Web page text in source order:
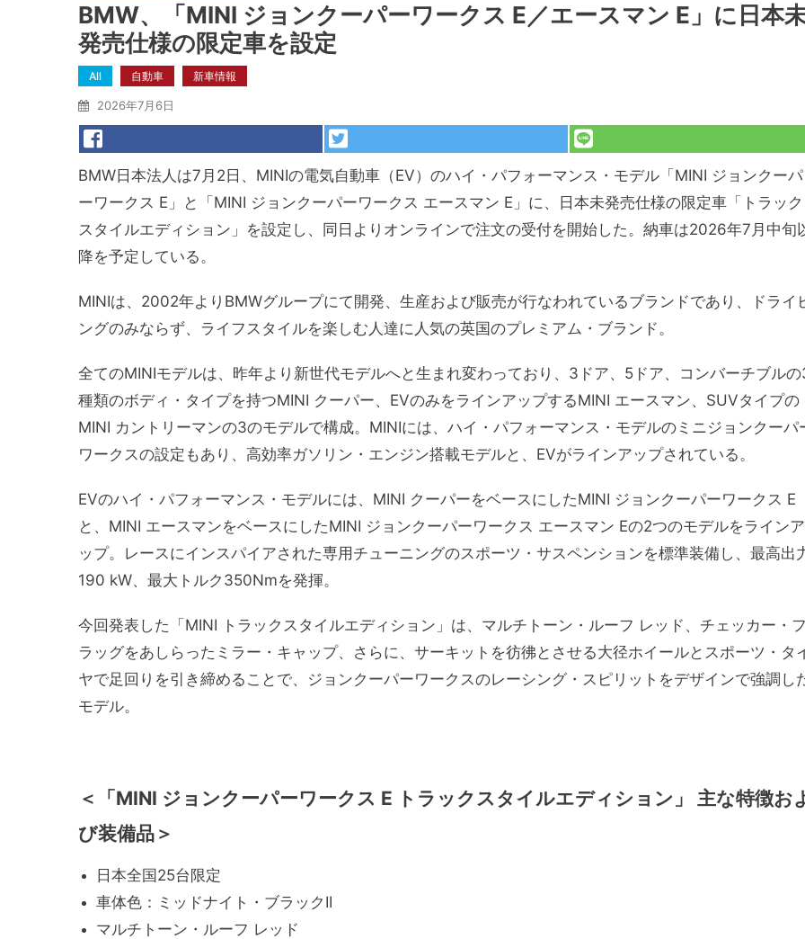
BMW、「MINI ジョンクーパーワークス E／エースマン E」に日本
発売仕様の限定車を設定
All 自動車 新車情報
2026年7月6日
BMW日本法人は7月2日、MINIの電気自動車（EV）のハイ・パフォーマンス・モデル「MINI ジョンクーパ
ーワークス E」と「MINI ジョンクーパーワークス エースマン E」に、日本未発売仕様の限定車「トラック
スタイルエディション」を設定し、同日よりオンラインで注文の受付を開始した。納車は2026年7月中旬
降を予定している。
MINIは、2002年よりBMWグループにて開発、生産および販売が行なわれているブランドであり、ドライ
ングのみならず、ライフスタイルを楽しむ人達に人気の英国のプレミアム・ブランド。
全てのMINIモデルは、昨年より新世代モデルへと生まれ変わっており、3ドア、5ドア、コンバーチブル
種類のボディ・タイプを持つMINI クーパー、EVのみをラインアップするMINI エースマン、SUVタイプの
MINI カントリーマンの3のモデルで構成。MINIには、ハイ・パフォーマンス・モデルのミニジョンクーパ
ワークスの設定もあり、高効率ガソリン・エンジン搭載モデルと、EVがラインアップされている。
EVのハイ・パフォーマンス・モデルには、MINI クーパーをベースにしたMINI ジョンクーパーワークス E
と、MINI エースマンをベースにしたMINI ジョンクーパーワークス エースマン Eの2つのモデルをラインア
ップ。レースにインスパイアされた専用チューニングのスポーツ・サスペンションを標準装備し、最高出
190 kW、最大トルク350Nmを発揮。
今回発表した「MINI トラックスタイルエディション」は、マルチトーン・ルーフ レッド、チェッカー・
ラッグをあしらったミラー・キャップ、さらに、サーキットを彷彿とさせる大径ホイールとスポーツ・タ
ヤで足回りを引き締めることで、ジョンクーパーワークスのレーシング・スピリットをデザインで強調し
モデル。
＜「MINI ジョンクーパーワークス E トラックスタイルエディション」 主な特徴お
び装備品＞
日本全国25台限定
車体色：ミッドナイト・ブラックII
マルチトーン・ルーフ レッド